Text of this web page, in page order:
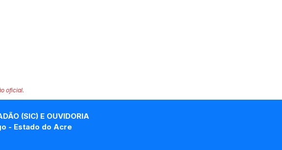
oficial.
(SIC) E OUVIDORIA
- Estado do Acre